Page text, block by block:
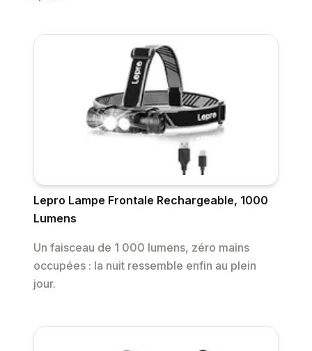
Lepro Lampe Frontale Rechargeable, 1000
Lumens
Un faisceau de 1 000 lumens, zéro mains
occupées : la nuit ressemble enfin au plein
jour.